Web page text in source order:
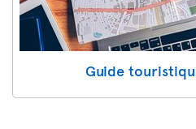
Guide